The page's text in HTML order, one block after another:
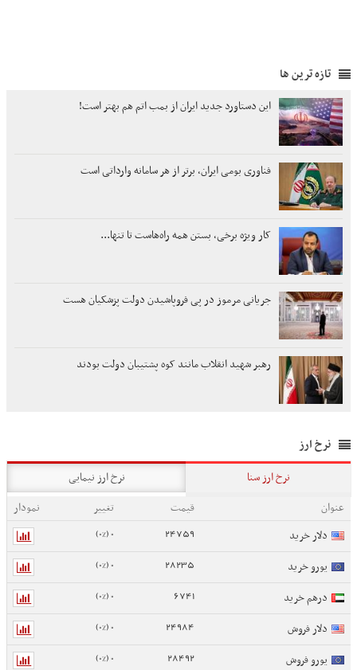
تازه ترین ها
این دستاورد جدید ایران از بمب اتم هم بهتر است!
فناوری بومی ایران، برتر از هر سامانه وارداتی است
کار ویژه برخی، بستن همه راه‌هاست تا تنها...
جریانی مرموز در پی فروپاشیدن دولت پزشکیان هست
رهبر شهید انقلاب مانند کوه پشتیبان دولت بودند
نرخ ارز
نرخ ارز سنا
نرخ ارز نیمایی
عنوان
قیمت تغییر
نمودار
دلار خرید
24759
0 (0%)
یورو خرید 28235
0 (0%)
درهم خرید 6741
0 (0%)
دلار فروش 24984
0 (0%)
یورو فروش 28492
0 (0%)